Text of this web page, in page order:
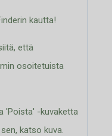
kautta!
että
osoitetuista
'Poista' -kuvaketta
katso kuva.